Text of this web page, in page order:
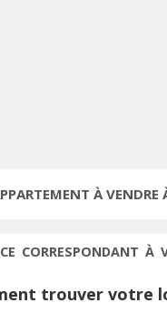
À VENDRE
CORRESPONDANT À
trouver votre